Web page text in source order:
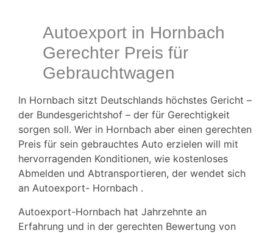
Kostenlos online Auto bewerten
Autoexport in Hornbach
Gerechter Preis für
Gebrauchtwagen
In Hornbach sitzt Deutschlands höchstes Gericht –
der Bundesgerichtshof – der für Gerechtigkeit
sorgen soll. Wer in Hornbach aber einen gerechten
Preis für sein gebrauchtes Auto erzielen will mit
hervorragenden Konditionen, wie kostenloses
Abmelden und Abtransportieren, der wendet sich
an Autoexport- Hornbach .
Autoexport-Hornbach hat Jahrzehnte an
Erfahrung und in der gerechten Bewertung von